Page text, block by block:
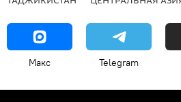
Макс Telegram